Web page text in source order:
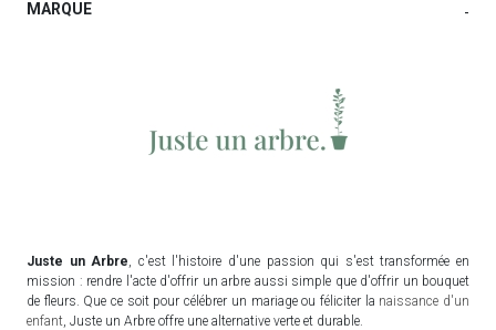
MARQUE -
Juste un Arbre , c'est l'histoire d'une passion qui s'est transformée en
mission : rendre l'acte d'offrir un arbre aussi simple que d'offrir un bouquet
de fleurs. Que ce soit pour célébrer un mariage ou féliciter la naissance d'un
enfant , Juste un Arbre offre une alternative verte et durable.